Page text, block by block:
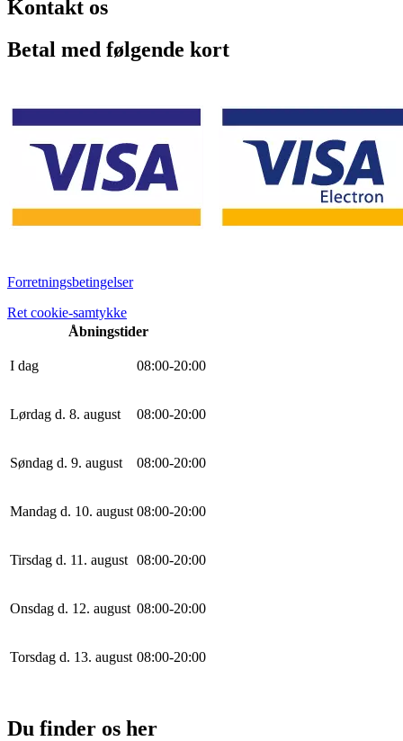
Kontakt os
Betal med følgende kort
Forretningsbetingelser
Ret cookie-samtykke
Åbningstider
I dag 08:00-20:00
Lørdag d. 8. august 08:00-20:00
Søndag d. 9. august 08:00-20:00
Mandag d. 10. august 08:00-20:00
Tirsdag d. 11. august 08:00-20:00
Onsdag d. 12. august 08:00-20:00
Torsdag d. 13. august 08:00-20:00
Du finder os her